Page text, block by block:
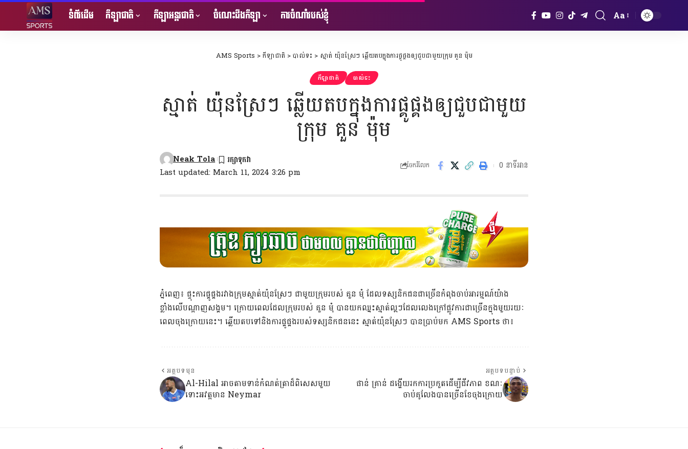
ទំព័រដើម កីឡាជាតិ កីឡាអន្តរជាតិ ចំណេះដឹងកីឡា ការចំណាំរបស់ខ្ញុំ
Font
Resizer
Aa
AMS Sports >កីឡាជាតិ>បាល់ទះ > ស្មាត់ យ៉ុនស្រែៗ ឆ្លើយតបក្នុងការផ្គូផ្គងឲ្យជួបជាមួយក្រុម គួន ម៉ុម
កីឡាជាតិ បាល់ទះ
ស្មាត់ យ៉ុនស្រែៗ ឆ្លើយតបក្នុងការផ្គូផ្គងឲ្យជួបជាមួយ
ក្រុម គួន ម៉ុម
Last updated: March 11, 2024 3:26 pm
Neak Tola ចែករំលែក 0 នាទីអាន
ភ្នំពេញ៖​ ផ្ទុះការផ្គូផ្គងរវាងក្រុមស្មាត់យ៉ុនស្រែៗ ជាមួយក្រុមរបស់ គួន មុំ ដែលទស្សនិកជនជាច្រើនកំពុងចាប់អារម្មណ៍យ៉ាង
ខ្លាំងលើបណ្ដាញសង្គម។ ក្រោយពេលដែលក្រុមរបស់ គួន មុំ បានយកឈ្នះស្មាត់ល្អៗដែលលេងក្រៅផ្លូវការជាច្រើនក្នុងមួយរយៈ
ពេលចុងក្រោយនេះ។ ឆ្លើយតបទៅនិងការផ្គូផ្គងរបស់ទស្សនិកជននេះ ស្មាត់យ៉ុនស្រែៗ បានប្រាប់មក AMS Sports ថា៖
អត្ថបទមុន
Al-Hilal អាចតាមទាន់កំណត់ត្រាដ៏ពិសេសមួយ
ទោះអវត្តមាន Neymar
អត្ថបទបន្ទាប់
ផាន់ គ្រាន់ ដង្ហើយរកការប្រកួតដើម្បីជីវភាព ខណៈ
ចាប់គូលែងបានច្រើនខែចុងក្រោយ